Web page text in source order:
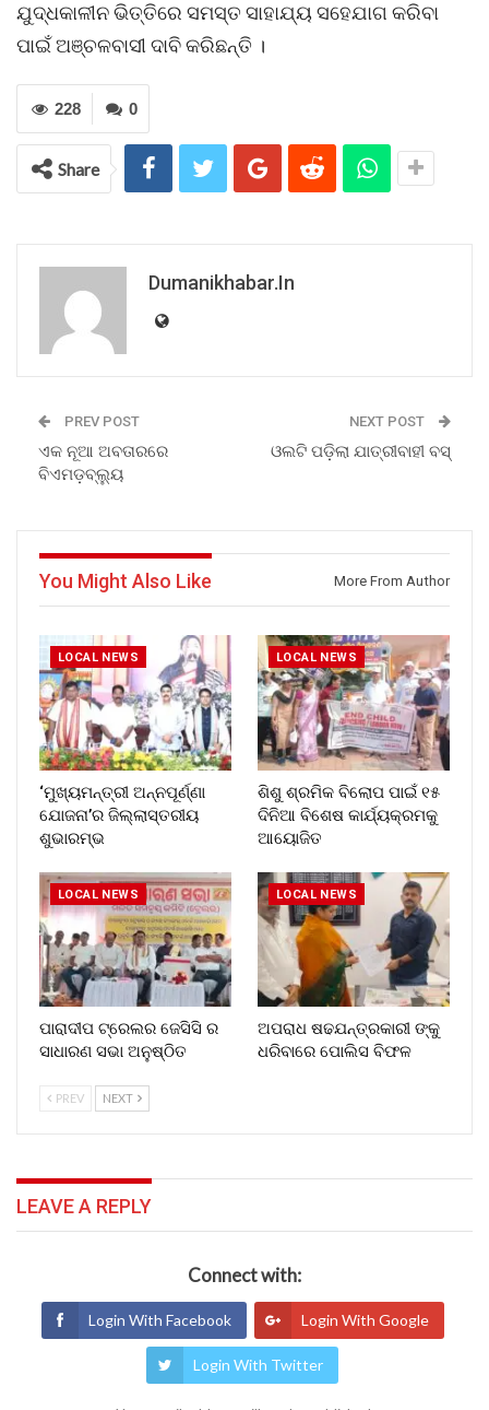
ଯୁଦ୍ଧକାଳୀନ ଭିତ୍ତିରେ ସମସ୍ତ ସାହାଯ୍ୟ ସହେଯାଗ କରିବା
ପାଇଁ ଅଞ୍ଚଳବାସୀ ଦାବି କରିଛନ୍ତି ।
0
228
Share
Dumanikhabar.in
PREV POST
ଏକ ନୂଆ ଅବତାରରେ
ବିଏମଡ଼ବ୍ଲ୍ୟୁ
NEXT POST
ଓଲଟି ପଡ଼ିଲା ଯାତ୍ରୀବାହୀ ବସ୍‌
You Might Also Like More From Author
LOCAL NEWS
‘ମୁଖ୍ୟମନ୍ତ୍ରୀ ଅନ୍ନପୂର୍ଣ୍ଣା
ଯୋଜନା’ର ଜିଲ୍ଲାସ୍ତରୀୟ
ଶୁଭାରମ୍ଭ
LOCAL NEWS
ଶିଶୁ ଶ୍ରମିକ ବିଲୋପ ପାଇଁ ୧୫
ଦିନିଆ ବିଶେଷ କାର୍ଯ୍ୟକ୍ରମକୁ
ଆୟୋଜିତ
LOCAL NEWS
ପାରାଦୀପ ଟ୍ରେଲର ଜେସିସି ର
ସାଧାରଣ ସଭା ଅନୁଷ୍ଠିତ
LOCAL NEWS
ଅପରାଧ ଷଢଯନ୍ତ୍ରକାରୀ ଙ୍କୁ
ଧରିବାରେ ପୋଲିସ ବିଫଳ
PREV NEXT
LEAVE A REPLY
Connect with:
Login With Facebook Login With Google
Login With Twitter